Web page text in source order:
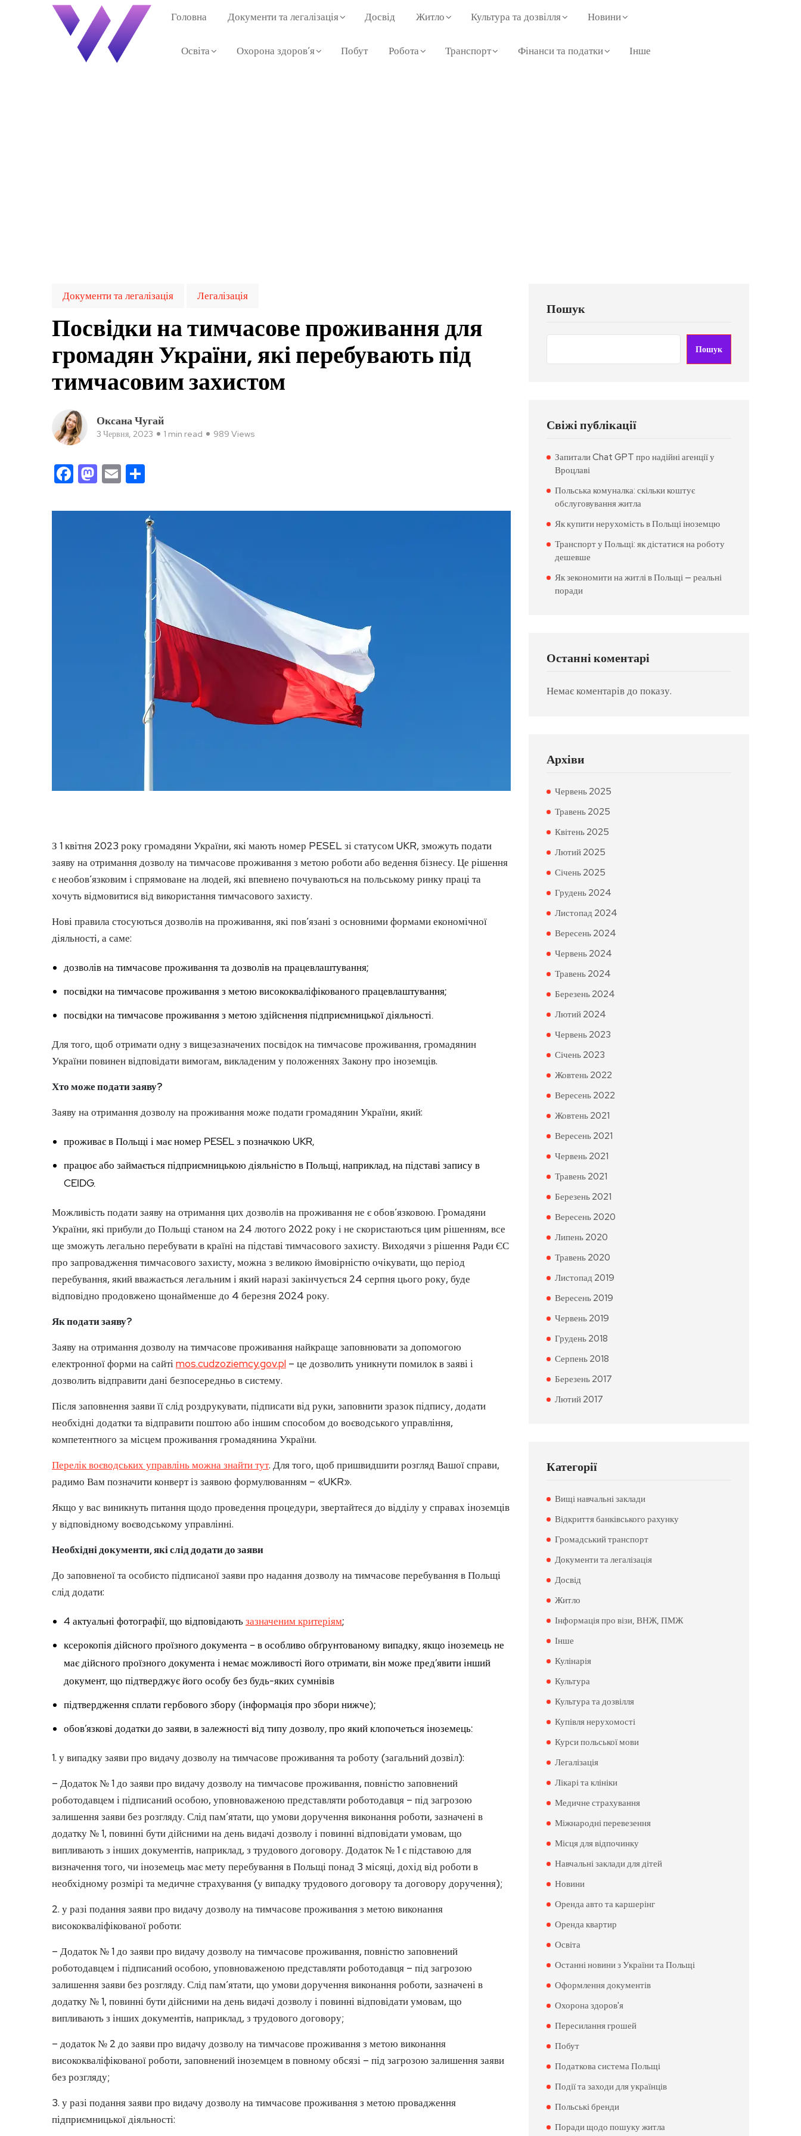
Головна Документи та легалізація Досвід Житло Культура та дозвілля Новини
Освіта Охорона здоров’я Побут Робота Транспорт Фінанси та податки Інше
Документи та легалізація Легалізація
Посвідки на тимчасове проживання для
громадян України, які перебувають під
тимчасовим захистом
Оксана Чугай
3 Червня, 2023 1 min read 989 Views
Facebook
Mastodon
Email
З 1 квітня 2023 року громадяни України, які мають номер PESEL зі статусом UKR, зможуть подати
заяву на отримання дозволу на тимчасове проживання з метою роботи або ведення бізнесу. Це рішення
є необов’язковим і спрямоване на людей, які впевнено почуваються на польському ринку праці та
хочуть відмовитися від використання тимчасового захисту.
Нові правила стосуються дозволів на проживання, які пов’язані з основними формами економічної
діяльності, а саме:
дозволів на тимчасове проживання та дозволів на працевлаштування;
посвідки на тимчасове проживання з метою висококваліфікованого працевлаштування;
посвідки на тимчасове проживання з метою здійснення підприємницької діяльності.
Для того, щоб отримати одну з вищезазначених посвідок на тимчасове проживання, громадянин
України повинен відповідати вимогам, викладеним у положеннях Закону про іноземців.
Хто може подати заяву?
Заяву на отримання дозволу на проживання може подати громадянин України, який:
проживає в Польщі і має номер PESEL з позначкою UKR,
працює або займається підприємницькою діяльністю в Польщі, наприклад, на підставі запису в
CEIDG.
Можливість подати заяву на отримання цих дозволів на проживання не є обов’язковою. Громадяни
України, які прибули до Польщі станом на 24 лютого 2022 року і не скористаються цим рішенням, все
ще зможуть легально перебувати в країні на підставі тимчасового захисту. Виходячи з рішення Ради ЄС
про запровадження тимчасового захисту, можна з великою ймовірністю очікувати, що період
перебування, який вважається легальним і який наразі закінчується 24 серпня цього року, буде
відповідно продовжено щонайменше до 4 березня 2024 року.
Як подати заяву?
Заяву на отримання дозволу на тимчасове проживання найкраще заповнювати за допомогою
електронної форми на сайтіmos.cudzoziemcy.gov.pl – це дозволить уникнути помилок в заяві і
дозволить відправити дані безпосередньо в систему.
Після заповнення заяви її слід роздрукувати, підписати від руки, заповнити зразок підпису, додати
необхідні додатки та відправити поштою або іншим способом до воєводського управління,
компетентного за місцем проживання громадянина України.
Перелік воєводських управлінь можна знайти тут. Для того, щоб пришвидшити розгляд Вашої справи,
радимо Вам позначити конверт із заявою формулюванням – «UKR».
Якщо у вас виникнуть питання щодо проведення процедури, звертайтеся до відділу у справах іноземців
у відповідному воєводському управлінні.
Необхідні документи, які слід додати до заяви
До заповненої та особисто підписаної заяви про надання дозволу на тимчасове перебування в Польщі
слід додати:
4 актуальні фотографії, що відповідаютьзазначеним критеріям;
ксерокопія дійсного проїзного документа – в особливо обґрунтованому випадку, якщо іноземець не
має дійсного проїзного документа і немає можливості його отримати, він може пред’явити інший
документ, що підтверджує його особу без будь-яких сумнівів
підтвердження сплати гербового збору (інформація про збори нижче);
обов’язкові додатки до заяви, в залежності від типу дозволу, про який клопочеться іноземець:
1. у випадку заяви про видачу дозволу на тимчасове проживання та роботу (загальний дозвіл):
– Додаток № 1 до заяви про видачу дозволу на тимчасове проживання, повністю заповнений
роботодавцем і підписаний особою, уповноваженою представляти роботодавця – під загрозою
залишення заяви без розгляду. Слід пам’ятати, що умови доручення виконання роботи, зазначені в
додатку № 1, повинні бути дійсними на день видачі дозволу і повинні відповідати умовам, що
випливають з інших документів, наприклад, з трудового договору. Додаток № 1 є підставою для
визначення того, чи іноземець має мету перебування в Польщі понад 3 місяці, дохід від роботи в
необхідному розмірі та медичне страхування (у випадку трудового договору та договору доручення);
2. у разі подання заяви про видачу дозволу на тимчасове проживання з метою виконання
висококваліфікованої роботи:
– Додаток № 1 до заяви про видачу дозволу на тимчасове проживання, повністю заповнений
роботодавцем і підписаний особою, уповноваженою представляти роботодавця – під загрозою
залишення заяви без розгляду. Слід пам’ятати, що умови доручення виконання роботи, зазначені в
додатку № 1, повинні бути дійсними на день видачі дозволу і повинні відповідати умовам, що
випливають з інших документів, наприклад, з трудового договору;
– додаток № 2 до заяви про видачу дозволу на тимчасове проживання з метою виконання
висококваліфікованої роботи, заповнений іноземцем в повному обсязі – під загрозою залишення заяви
без розгляду;
3. у разі подання заяви про видачу дозволу на тимчасове проживання з метою провадження
підприємницької діяльності:
Пошук
Пошук
Свіжі публікації
Запитали Chat GPT про надійні агенції у
Вроцлаві
Польська комуналка: скільки коштує
обслуговування житла
Як купити нерухомість в Польщі іноземцю
Транспорт у Польщі: як дістатися на роботу
дешевше
Як зекономити на житлі в Польщі — реальні
поради
Останні коментарі
Немає коментарів до показу.
Архіви
Червень 2025
Травень 2025
Квітень 2025
Лютий 2025
Січень 2025
Грудень 2024
Листопад 2024
Вересень 2024
Червень 2024
Травень 2024
Березень 2024
Лютий 2024
Червень 2023
Січень 2023
Жовтень 2022
Вересень 2022
Жовтень 2021
Вересень 2021
Червень 2021
Травень 2021
Березень 2021
Вересень 2020
Липень 2020
Травень 2020
Листопад 2019
Вересень 2019
Червень 2019
Грудень 2018
Серпень 2018
Березень 2017
Лютий 2017
Категорії
Вищі навчальні заклади
Відкриття банківського рахунку
Громадський транспорт
Документи та легалізація
Досвід
Житло
Інформація про візи, ВНЖ, ПМЖ
Інше
Кулінарія
Культура
Культура та дозвілля
Купівля нерухомості
Курси польської мови
Легалізація
Лікарі та клініки
Медичне страхування
Міжнародні перевезення
Місця для відпочинку
Навчальні заклади для дітей
Новини
Оренда авто та каршерінг
Оренда квартир
Освіта
Останні новини з України та Польщі
Оформлення документів
Охорона здоров'я
Пересилання грошей
Побут
Податкова система Польщі
Події та заходи для українців
Польські бренди
Поради щодо пошуку житла